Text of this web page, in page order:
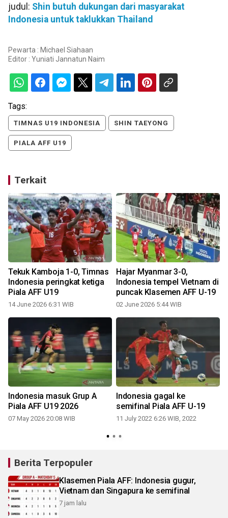
judul: Shin butuh dukungan dari masyarakat
Indonesia untuk taklukkan Thailand
Pewarta : Michael Siahaan
Editor : Yuniati Jannatun Naim
Tags:
TIMNAS U19 INDONESIA SHIN TAEYONG
PIALA AFF U19
Terkait
Tekuk Kamboja 1-0, Timnas
Indonesia peringkat ketiga
Piala AFF U19
14 June 2026 6:31 WIB
Hajar Myanmar 3-0,
Indonesia tempel Vietnam di
puncak Klasemen AFF U-19
02 June 2026 5:44 WIB
Indonesia masuk Grup A
Piala AFF U19 2026
07 May 2026 20:08 WIB
Indonesia gagal ke
semifinal Piala AFF U-19
11 July 2022 6:26 WIB, 2022
Berita Terpopuler
Klasemen Piala AFF: Indonesia gugur,
Vietnam dan Singapura ke semifinal
7 jam lalu